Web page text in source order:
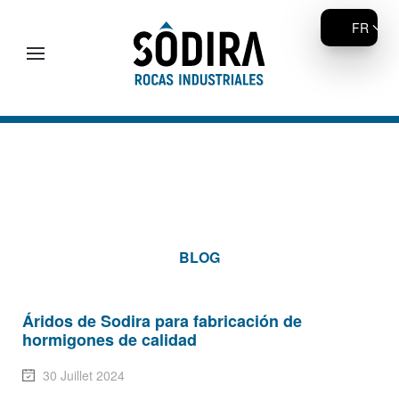
Accéder au contenu principal
BLOG
Áridos de Sodira para fabricación de
hormigones de calidad
30 Juillet 2024
FR